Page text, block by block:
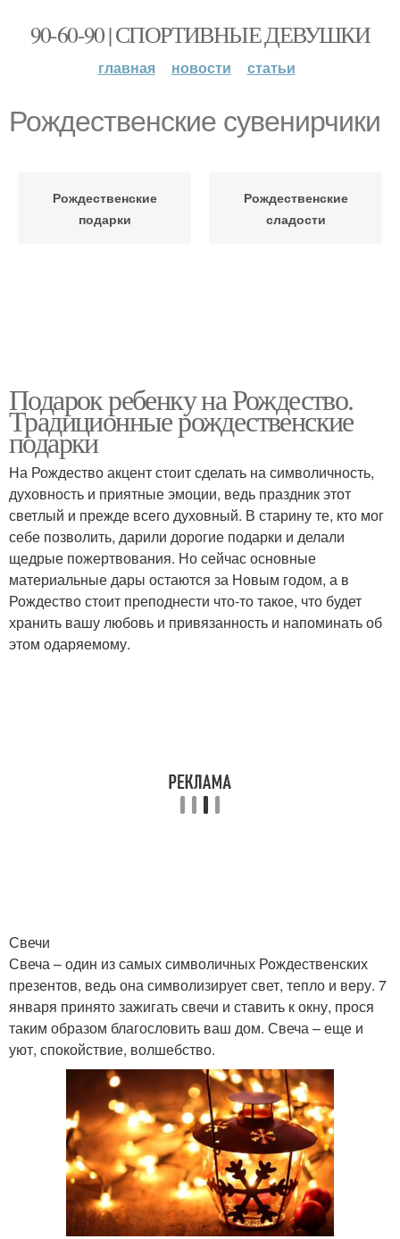
90-60-90 | СПОРТИВНЫЕ ДЕВУШКИ
главная новости статьи
Рождественские сувенирчики
Рождественские
подарки
Рождественские
сладости
Подарок ребенку на Рождество.
Традиционные рождественские
подарки
На Рождество акцент стоит сделать на символичность,
духовность и приятные эмоции, ведь праздник этот
светлый и прежде всего духовный. В старину те, кто мог
себе позволить, дарили дорогие подарки и делали
щедрые пожертвования. Но сейчас основные
материальные дары остаются за Новым годом, а в
Рождество стоит преподнести что-то такое, что будет
хранить вашу любовь и привязанность и напоминать об
этом одаряемому.
Свечи
Свеча – один из самых символичных Рождественских
презентов, ведь она символизирует свет, тепло и веру. 7
января принято зажигать свечи и ставить к окну, прося
таким образом благословить ваш дом. Свеча – еще и
уют, спокойствие, волшебство.